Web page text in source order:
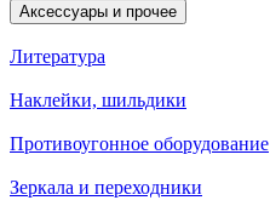
Аксессуары и прочее
Литература
Наклейки, шильдики
Противоугонное оборудование
Зеркала и переходники